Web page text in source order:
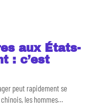
aux États-
: c’est
peut rapidement se
les hommes…